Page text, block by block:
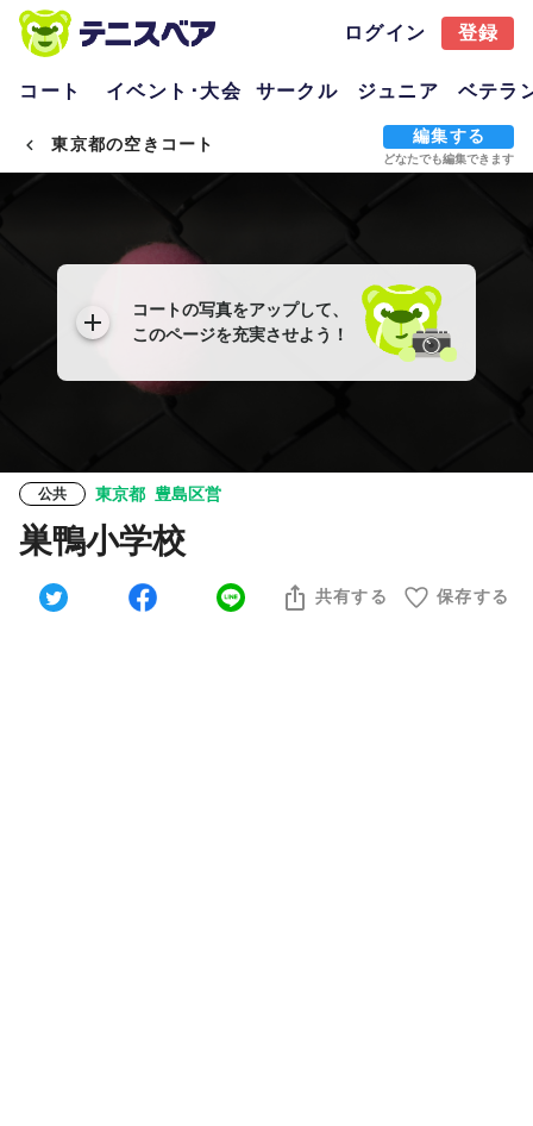
ログイン 登録
コート イベント･大会 サークル ジュニア ベテラ
東京都の空きコート 編集する
どなたでも編集できます
コートの写真をアップして、
このページを充実させよう！
公共 東京都 豊島区営
巣鴨小学校
共有する 保存する